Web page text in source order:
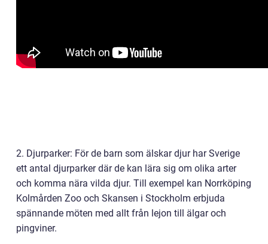
2. Djurparker: För de barn som älskar djur har Sverige
ett antal djurparker där de kan lära sig om olika arter
och komma nära vilda djur. Till exempel kan Norrköping
Kolmården Zoo och Skansen i Stockholm erbjuda
spännande möten med allt från lejon till älgar och
pingviner.